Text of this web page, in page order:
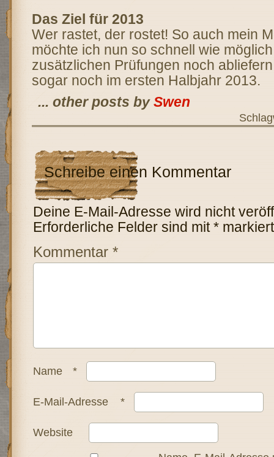
Das Ziel für 2013
Wer rastet, der rostet! So auch mein
möchte ich nun so schnell wie
zusätzlichen Prüfungen noch
sogar noch im ersten Halbjahr 2013.
... other posts bySwen
Schreibe einen Kommentar
Deine E-Mail-Adresse wird nicht
Erforderliche Felder sind mit*markiert
Kommentar *
Name *
E-Mail-Adresse *
Website